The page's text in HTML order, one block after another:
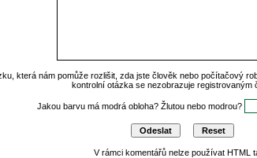
která nám pomůže rozlišit, zda jste člověk nebo počítačový
kontrolní otázka se nezobrazuje registrovaným
Jakou barvu má modrá obloha? Žlutou nebo modrou?
V rámci komentářů nelze používat HTML